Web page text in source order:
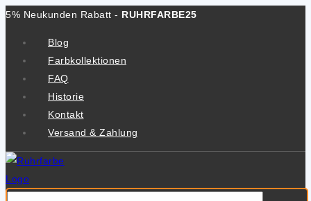
Zum
5% Neukunden Rabatt - RUHRFARBE25
Blog
Farbkollektionen
FAQ
Historie
Kontakt
Versand & Zahlung